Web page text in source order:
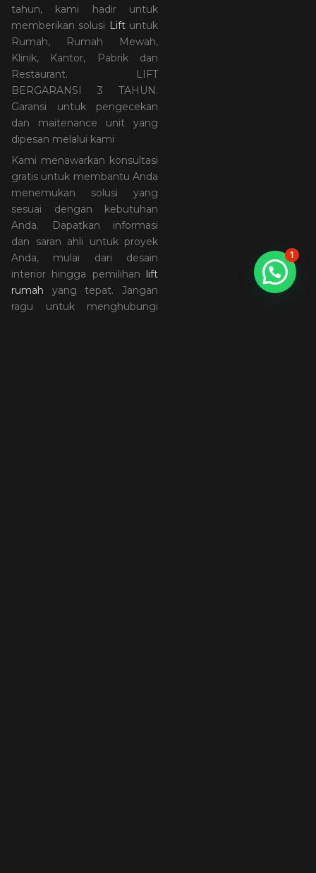
tahun, kami hadir untuk
memberikan solusi Liftuntuk
Rumah, Rumah Mewah,
Klinik, Kantor, Pabrik dan
Restaurant. LIFT
BERGARANSI 3 TAHUN.
Garansi untuk pengecekan
dan maitenance unit yang
dipesan melalui kami
Kami menawarkan konsultasi
gratis untuk membantu Anda
menemukan solusi yang
sesuai dengan kebutuhan
Anda. Dapatkan informasi
dan saran ahli untuk proyek
Anda, mulai dari desain
interior hingga pemilihan lift
rumah yang tepat. Jangan
ragu untuk menghubungi
1